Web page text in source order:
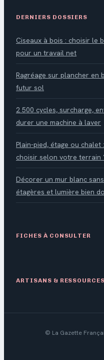
DERNIERS DOSSIERS
Ciseaux à bois : choisir le
pour un travail net
Ragréage sur plancher en
futur sol
2 500 cycles, surcharge,
durer une machine à laver
Plain-pied, étage ou
choisir selon votre terrain
Décorer un mur blanc
étagères et lumière bien
FICHES À CONSULTER
ARTISANS & RESSOURCES
© La Gazette